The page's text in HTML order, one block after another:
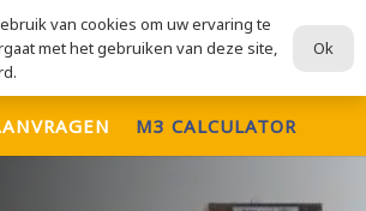
al uw verhuisdiensten
M3 CALCULATOR
van cookies om uw ervaring te
met het gebruiken van deze site,
Ok